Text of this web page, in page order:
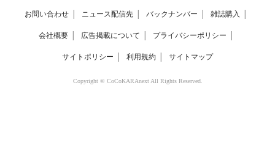
お問い合わせ ニュース配信先 バックナンバー 雑誌購入
会社概要 広告掲載について プライバシーポリシー
サイトポリシー 利用規約 サイトマップ
Copyright © CoCoKARAnext All Rights Reserved.